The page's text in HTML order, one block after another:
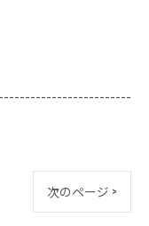
次のページ >